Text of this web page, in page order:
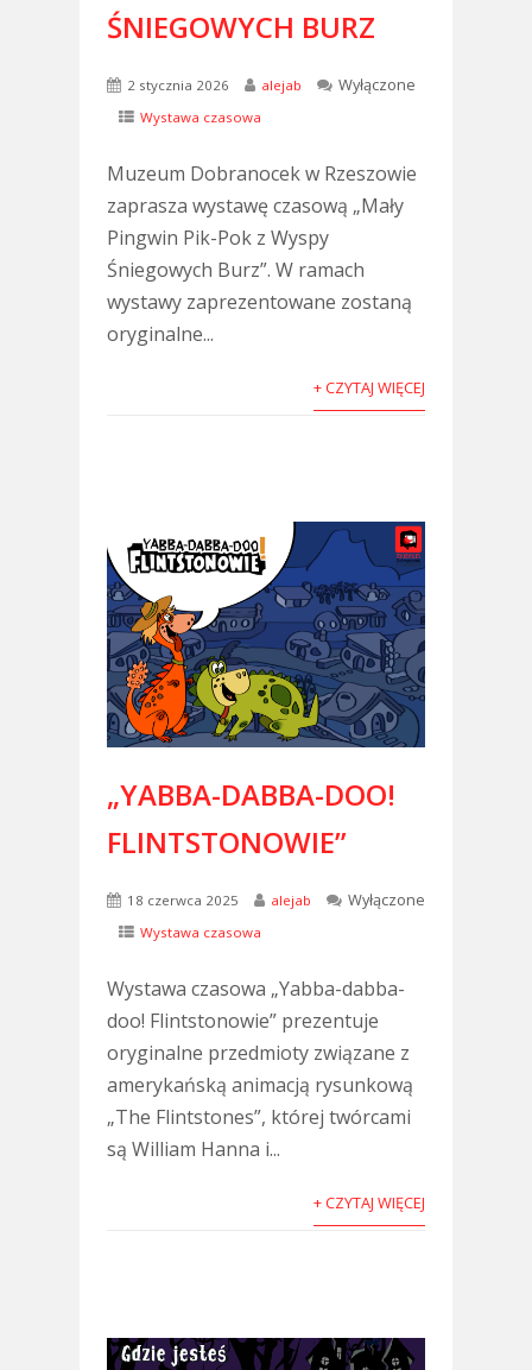
ŚNIEGOWYCH BURZ
2 stycznia 2026 alejab Wyłączone
Wystawa czasowa
Muzeum Dobranocek w Rzeszowie
zaprasza wystawę czasową „Mały
Pingwin Pik-Pok z Wyspy
Śniegowych Burz”. W ramach
wystawy zaprezentowane zostaną
oryginalne...
+ CZYTAJ WIĘCEJ
„YABBA-DABBA-DOO!
FLINTSTONOWIE”
18 czerwca 2025 alejab Wyłączone
Wystawa czasowa
Wystawa czasowa „Yabba-dabba-
doo! Flintstonowie” prezentuje
oryginalne przedmioty związane z
amerykańską animacją rysunkową
„The Flintstones”, której twórcami
są William Hanna i...
+ CZYTAJ WIĘCEJ